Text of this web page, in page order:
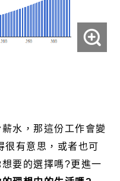
水，那這份工作會變
很有意思，或者也可
要的選擇嗎?更進一